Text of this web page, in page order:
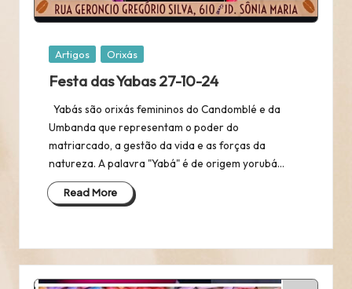
Posted
Artigos Orixás
Festa das Yabas 27-10-24
Yabás são orixás femininos do Candomblé e da
Umbanda que representam o poder do
matriarcado, a gestão da vida e as forças da
natureza. A palavra "Yabá" é de origem yorubá…
Read More